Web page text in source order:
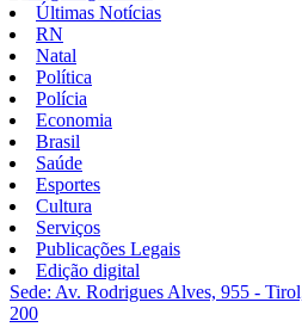
Últimas Notícias
RN
Natal
Política
Polícia
Economia
Brasil
Saúde
Esportes
Cultura
Serviços
Publicações Legais
Edição digital
Sede: Av. Rodrigues Alves, 955 -
200